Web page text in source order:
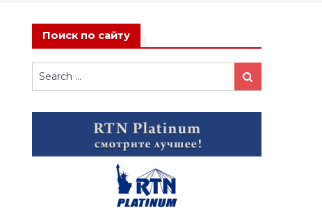
Поиск по сайту
Search
for:
Search